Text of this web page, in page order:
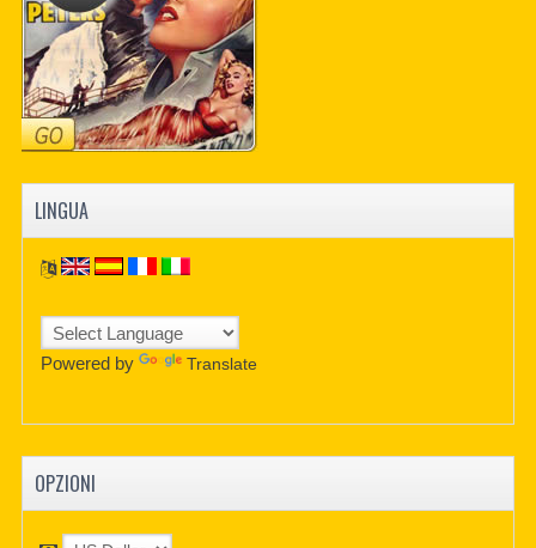
LINGUA
Powered by Translate
OPZIONI